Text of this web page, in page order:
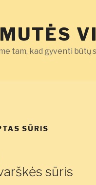
tam, kad gyventi būtų
SŪRIS
sūris